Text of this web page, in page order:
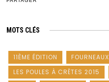
MOTS CLÉS
11ÈME ÉDITION
FOURNEAUX
LES POULES À CRÊTES 2015